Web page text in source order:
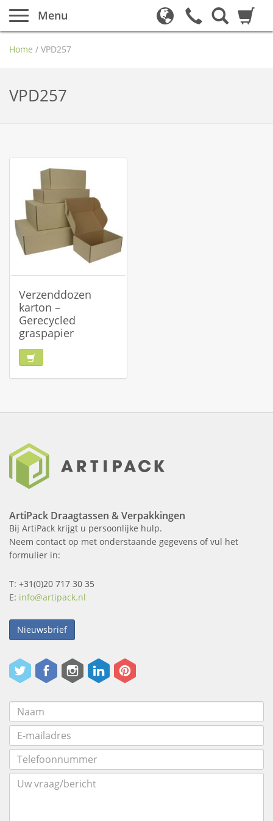
Menu
Home / VPD257
VPD257
Verzenddozen
karton –
Gerecycled
graspapier
ArtiPack Draagtassen & Verpakkingen
Bij ArtiPack krijgt u persoonlijke hulp.
Neem contact op met onderstaande gegevens of vul het
formulier in:
T: +31(0)20 717 30 35
E: info@artipack.nl
Nieuwsbrief